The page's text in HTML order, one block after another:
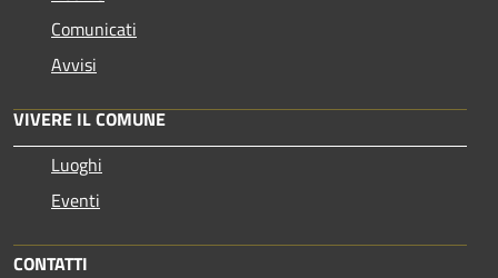
Comunicati
Avvisi
VIVERE IL COMUNE
Luoghi
Eventi
CONTATTI